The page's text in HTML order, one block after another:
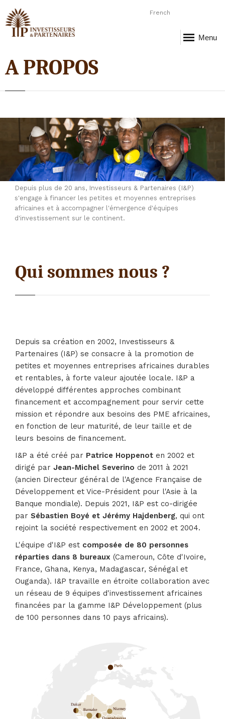
French
Menu
A PROPOS
Page-1.png
Depuis plus de 20 ans, Investisseurs & Partenaires (I&P)
s'engage à financer les petites et moyennes entreprises
africaines et à accompagner l'émergence d'équipes
d'investissement sur le continent.
Qui sommes nous ?
Depuis sa création en 2002, Investisseurs &
Partenaires (I&P) se consacre à la promotion de
petites et moyennes entreprises africaines durables
et rentables, à forte valeur ajoutée locale. I&P a
développé différentes approches combinant
financement et accompagnement pour servir cette
mission et répondre aux besoins des PME africaines,
en fonction de leur maturité, de leur taille et de
leurs besoins de financement.
I&P a été créé par Patrice Hoppenot en 2002 et
dirigé par Jean-Michel Severino de 2011 à 2021
(ancien Directeur général de l'Agence Française de
Développement et Vice-Président pour l'Asie à la
Banque mondiale). Depuis 2021, I&P est co-dirigée
par Sébastien Boyé et Jérémy Hajdenberg, qui ont
rejoint la société respectivement en 2002 et 2004.
L'équipe d'I&P est composée de 80 personnes
réparties dans 8 bureaux (Cameroun, Côte d'Ivoire,
France, Ghana, Kenya, Madagascar, Sénégal et
Ouganda). I&P travaille en étroite collaboration avec
un réseau de 9 équipes d'investissement africaines
financées par la gamme I&P Développement (plus
de 100 personnes dans 10 pays africains).